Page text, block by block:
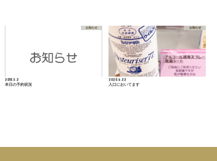
お知らせ
2018.5.2
本日の予約状況
お知らせ
2020.6.22
入口においてます